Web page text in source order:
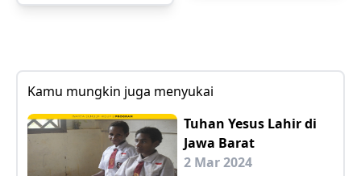
Kamu mungkin juga menyukai
Tuhan Yesus Lahir di
Jawa Barat
2 Mar 2024